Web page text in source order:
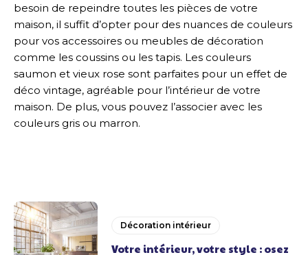
besoin de repeindre toutes les pièces de votre
maison, il suffit d’opter pour des nuances de couleurs
pour vos accessoires ou meubles de décoration
comme les coussins ou les tapis. Les couleurs
saumon et vieux rose sont parfaites pour un effet de
déco vintage, agréable pour l’intérieur de votre
maison. De plus, vous pouvez l’associer avec les
couleurs gris ou marron.
Décoration intérieur
Votre intérieur, votre style : osez